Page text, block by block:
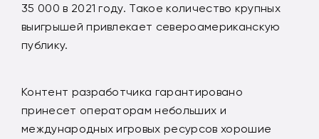
35 000 в 2021 году. Такое количество крупных
выигрышей привлекает североамериканскую
публику.
Контент разработчика гарантировано
принесет операторам небольших и
международных игровых ресурсов хорошие